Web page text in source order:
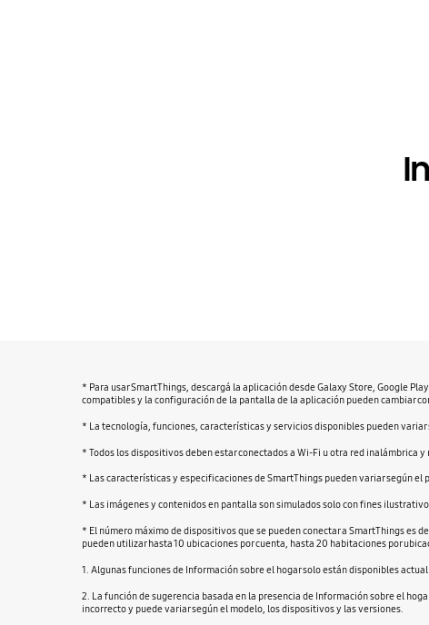
* Para usar SmartThings, descargá la aplicación desde Galaxy Store, Google
compatibles y la configuración de la pantalla de la aplicación pueden cambiar
* La tecnología, funciones, características y servicios disponibles pueden
* Todos los dispositivos deben estar conectados a Wi-Fi u otra red inalámbrica y
* Las características y especificaciones de SmartThings pueden variar según el
* Las imágenes y contenidos en pantalla son simulados solo con fines
* El número máximo de dispositivos que se pueden conectar a SmartThings es
pueden utilizar hasta 10 ubicaciones por cuenta, hasta 20 habitaciones por
1. Algunas funciones de Información sobre el hogar solo están disponibles
2. La función de sugerencia basada en la presencia de Información sobre el
incorrecto y puede variar según el modelo, los dispositivos y las versiones.